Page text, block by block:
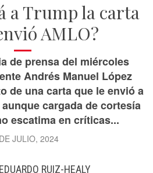
a Trump la carta
AMLO?
de prensa del miércoles
Andrés Manuel López
de una carta que le envió a
cargada de cortesía
escatima en críticas...
JULIO, 2024
EDUARDO RUIZ-HEALY